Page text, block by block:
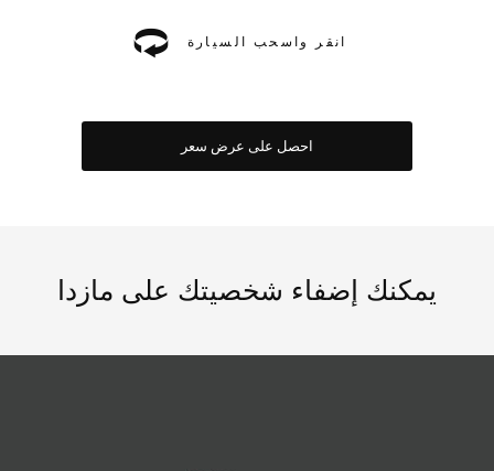
انقر واسحب السيارة
احصل على عرض سعر
يمكنك إضفاء شخصيتك على مازدا